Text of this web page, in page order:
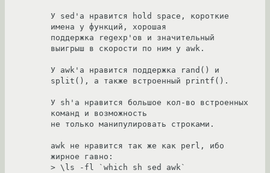
У sed'а нравится hold space, короткие
имена у функций, хорошая
поддержка regexp'ов и значительный
выигрыш в скорости по ним у awk.
У awk'а нравится поддержка rand() и
split(), а также встроенный printf().
У sh'а нравится большое кол-во встроенных
команд и возможность
не только манипулировать строками.
awk не нравится так же как perl, ибо
жирное гавно:
> \ls -fl `which sh sed awk`